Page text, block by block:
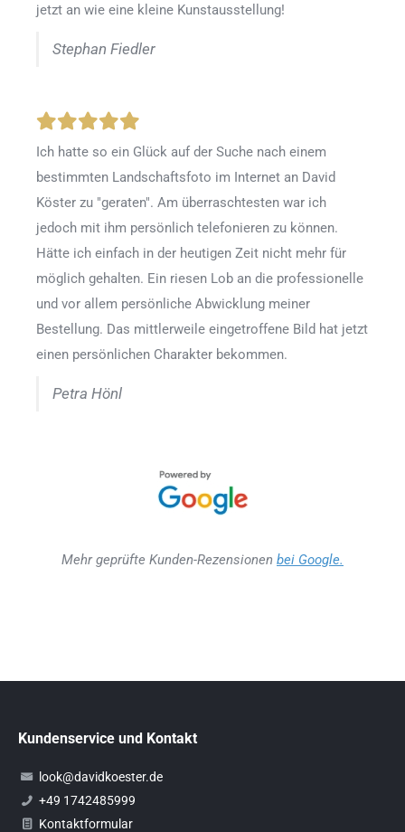
jetzt an wie eine kleine Kunstausstellung!
Stephan Fiedler
Ich hatte so ein Glück auf der Suche nach einem
bestimmten Landschaftsfoto im Internet an David
Köster zu "geraten". Am überraschtesten war ich
jedoch mit ihm persönlich telefonieren zu können.
Hätte ich einfach in der heutigen Zeit nicht mehr für
möglich gehalten. Ein riesen Lob an die professionelle
und vor allem persönliche Abwicklung meiner
Bestellung. Das mittlerweile eingetroffene Bild hat jetzt
einen persönlichen Charakter bekommen.
Petra Hönl
Mehr geprüfte Kunden-Rezensionen bei Google.
Kundenservice und Kontakt
look@davidkoester.de
+49 1742485999
Kontaktformular